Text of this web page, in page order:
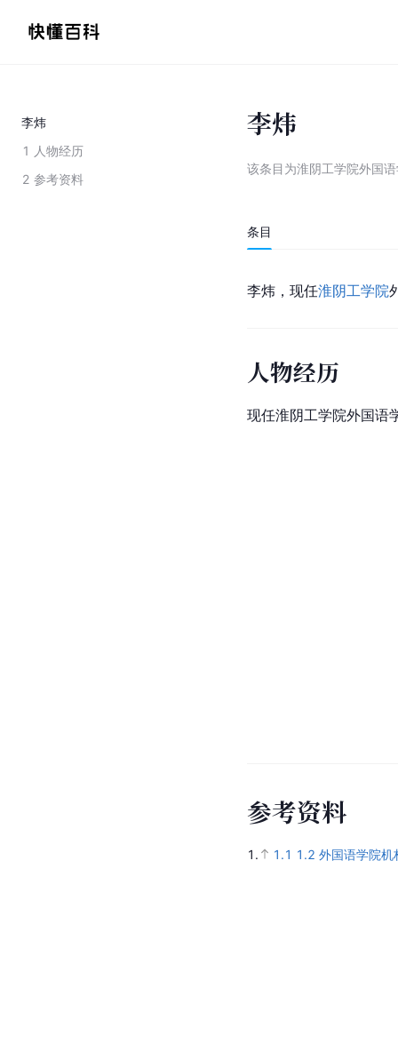
李炜
1 人物经历
2 参考资料
李炜
该条目为淮阴工学院外国
条目
李炜，现任淮阴工学院
人物经历
现任淮阴工学院外国语
参考资料
1. 1.1 1.2 外国语学院机